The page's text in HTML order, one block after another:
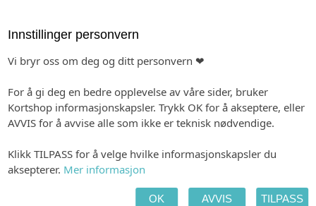
feiringen.
PRODUKTINFORMASJON
Trykk:Lik trykk på to sider av boksen
Mål:6,2 x 6,2 x 6,2 cm
Våre designere gjør hver ordre unik, og vi har dermed ingen
sendes i løpet av 2-3 virkedager etter fullført ordre
Innstillinger personvern
Vi bryr oss om deg og ditt personvern ❤
For å gi deg en bedre opplevelse av våre sider, bruker
Kortshop informasjonskapsler. Trykk OK for å akseptere, eller
AVVIS for å avvise alle som ikke er teknisk nødvendige.
Klikk TILPASS for å velge hvilke informasjonskapsler du
aksepterer. Mer informasjon
OK AVVIS TILPASS